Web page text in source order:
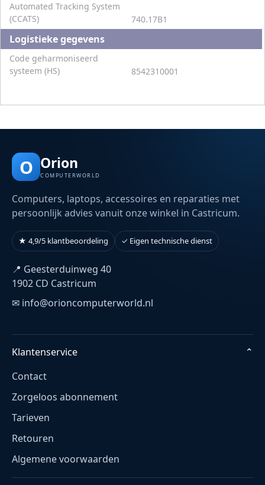
Automated Tracking System
(CCATS)
740.17B1
Logistieke gegevens
Code geharmoniseerd
systeem (HS)
8542310001
O Orion
COMPUTERWORLD
Computers, laptops, accessoires en reparaties met
persoonlijk advies vanuit onze winkel in Castricum.
★ 4,9/5 klantbeoordeling ✓ Eigen technische dienst
📍 Geesterduinweg 40
1902 CD Castricum
✉ info@orioncomputerworld.nl
Klantenservice
⌄
Contact
Zorgeloos abonnement
Tarieven
Retouren
Algemene voorwaarden